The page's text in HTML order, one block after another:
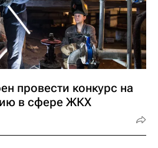
провести конкурс на
в сфере ЖКХ